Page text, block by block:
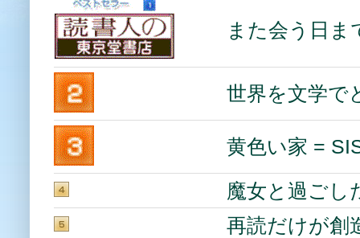
また会う日ま
世界を文学で
黄色い家 =
魔女と過ごし
再読だけが創